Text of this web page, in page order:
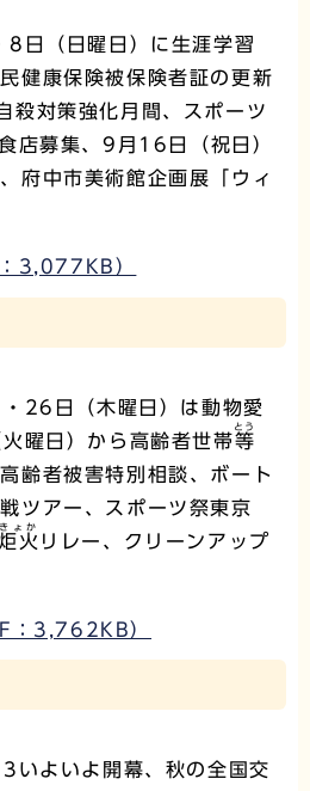
日（日曜日）に生涯学習
健康保険被保険者証の更新
殺対策強化月間、スポーツ
店募集、9月16日（祝日）
府中市美術館企画展「ウィ
3,077KB）
26日（木曜日）は動物愛
曜日）から高齢者世帯等
とう
齢者被害特別相談、ボート
ツアー、スポーツ祭東京
火
きょか
リレー、クリーンアップ
：3,762KB）
いよいよ開幕、秋の全国交